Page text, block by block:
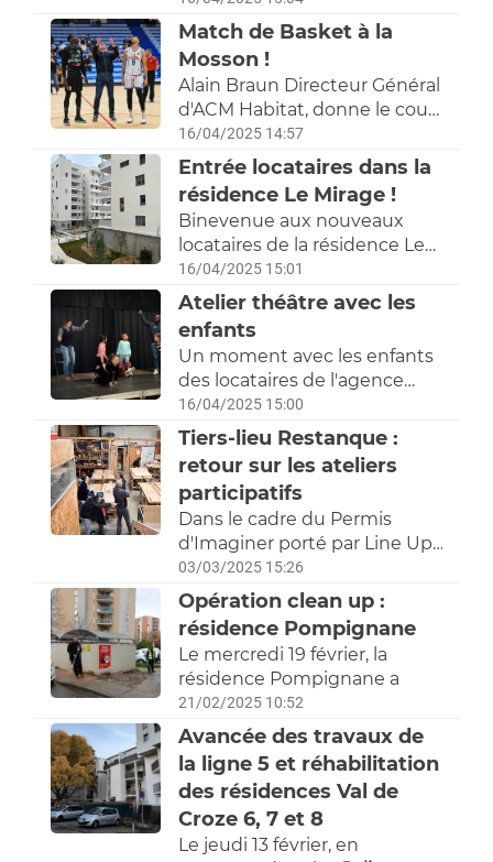
Consultation 4 !
Match de Basket à la
Mosson !
Alain Braun Directeur Général
d'ACM Habitat, donne le coup
d'envoi du match avec le
Club Montpellier Basket
Mosson !
16/04/2025 14:57
Entrée locataires dans la
résidence Le Mirage !
Binevenue aux nouveaux
locataires de la résidence Le
Mirage !
16/04/2025 15:01
Atelier théâtre avec les
enfants
Un moment avec les enfants
des locataires de l'agence
Lemasson lors d'un atelier
d'initiation au théâtre.
16/04/2025 15:00
Tiers-lieu Restanque :
retour sur les ateliers
participatifs
Dans le cadre du Permis
d'Imaginer porté par Line Up
Urban Art, le tiers-lieu
Restanque a été créé pour
proposer aux habitants
espace de vie et d’échange
où art urbain, art
contemporain et inclusion
sociale se rencontrent.
dans cette démarche que
Line-Up a organisé des
ateliers participatifs les
mercredis 19 et 26 février de
14h00 à 17h00
03/03/2025 15:26
Opération clean up :
résidence Pompignane
Le mercredi 19 février, la
résidence Pompignane a
bénéficié d'une
opération de nettoyage en
profondeur
, organisée
parACM HABITAT en
partenariat avec 3Mdurant
toute la matinée. Cette
initiative Clean-up a mobilisé
21/02/2025 10:52
Avancée des travaux de
la ligne 5 et réhabilitation
des résidences Val de
Croze 6, 7 et 8
Le jeudi 13 février, en